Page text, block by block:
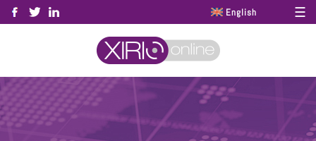
English ☰